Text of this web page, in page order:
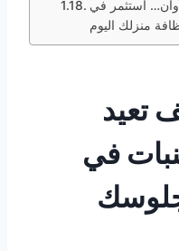
استثمر في
منزلك اليوم
تعيد
في